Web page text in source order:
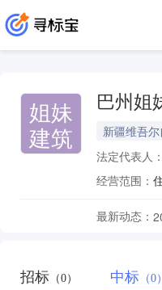
姐妹
建筑
巴州姐
新疆维吾
法定代表人：
经营范围：
最新动态：
招标 （0） 中标 （0）